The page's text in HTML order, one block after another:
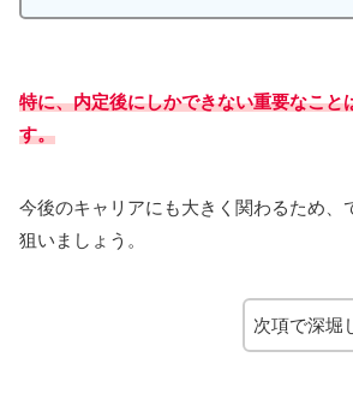
特に、内定後にしかできない重要なこと
す。
今後のキャリアにも大きく関わるため、
狙いましょう。
次項で深堀